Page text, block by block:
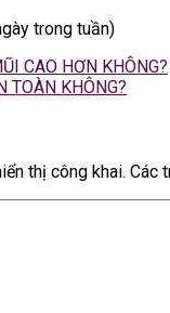
trong tuần)
CAO HƠN KHÔNG?
TOÀN KHÔNG?
thị công khai. Các